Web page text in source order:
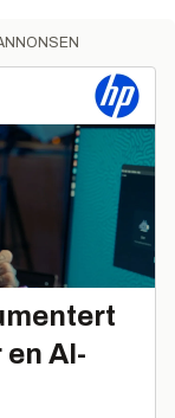
AI-